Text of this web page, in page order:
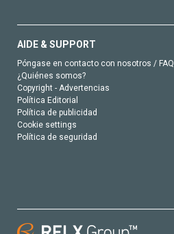
AIDE & SUPPORT
Póngase en contacto con nosotros / FAQ
¿Quiénes somos?
Copyright - Advertencias
Política Editorial
Política de publicidad
Cookie settings
Política de seguridad